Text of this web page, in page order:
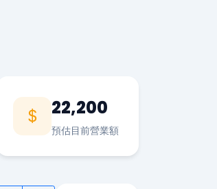
22,200
預估目前營業額